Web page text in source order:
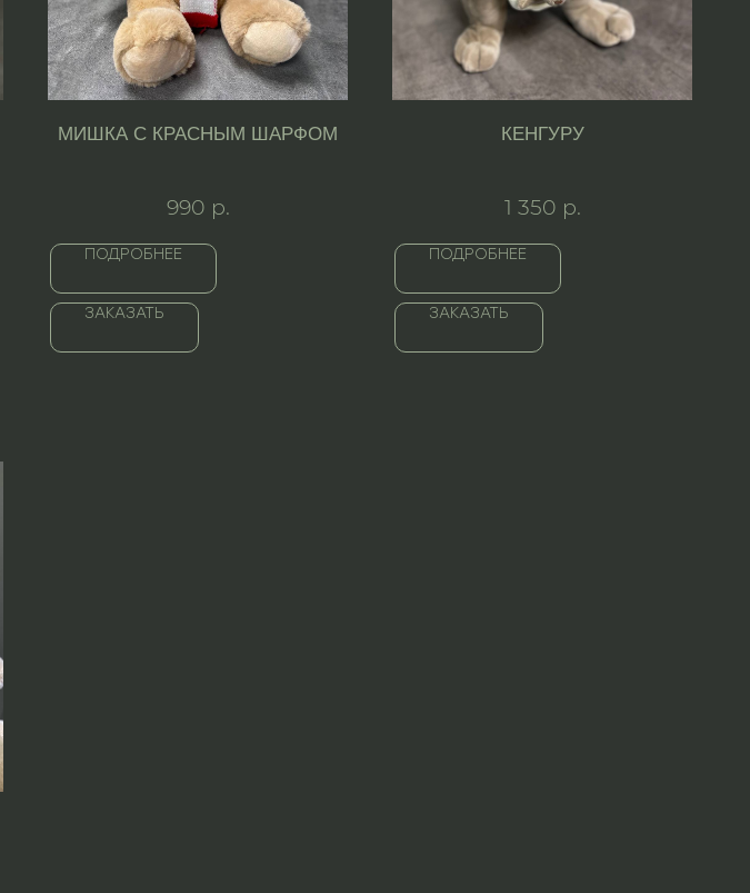
МИШКА С КРАСНЫМ ШАРФОМ
990 р.
ПОДРОБНЕЕ
ЗАКАЗАТЬ
КЕНГУРУ
1 350 р.
ПОДРОБНЕЕ
ЗАКАЗАТЬ